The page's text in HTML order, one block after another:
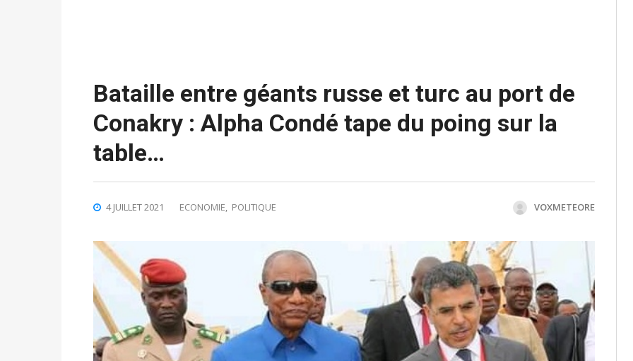
Bataille entre géants russe et turc au port de
Conakry : Alpha Condé tape du poing sur la
table…
4 JUILLET 2021 ECONOMIE POLITIQUE VOXMETEORE